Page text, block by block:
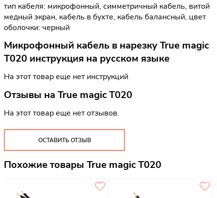
тип кабеля: микрофонный, симметричный кабель, витой
медный экран, кабель в бухте, кабель балансный, цвет
оболочки: черный
Микрофонный кабель в нарезку True magic
T020 инструкция на русском языке
На этот товар еще нет инструкций
Отзывы на True magic T020
На этот товар еще нет отзывов.
ОСТАВИТЬ ОТЗЫВ
Похожие товары True magic T020